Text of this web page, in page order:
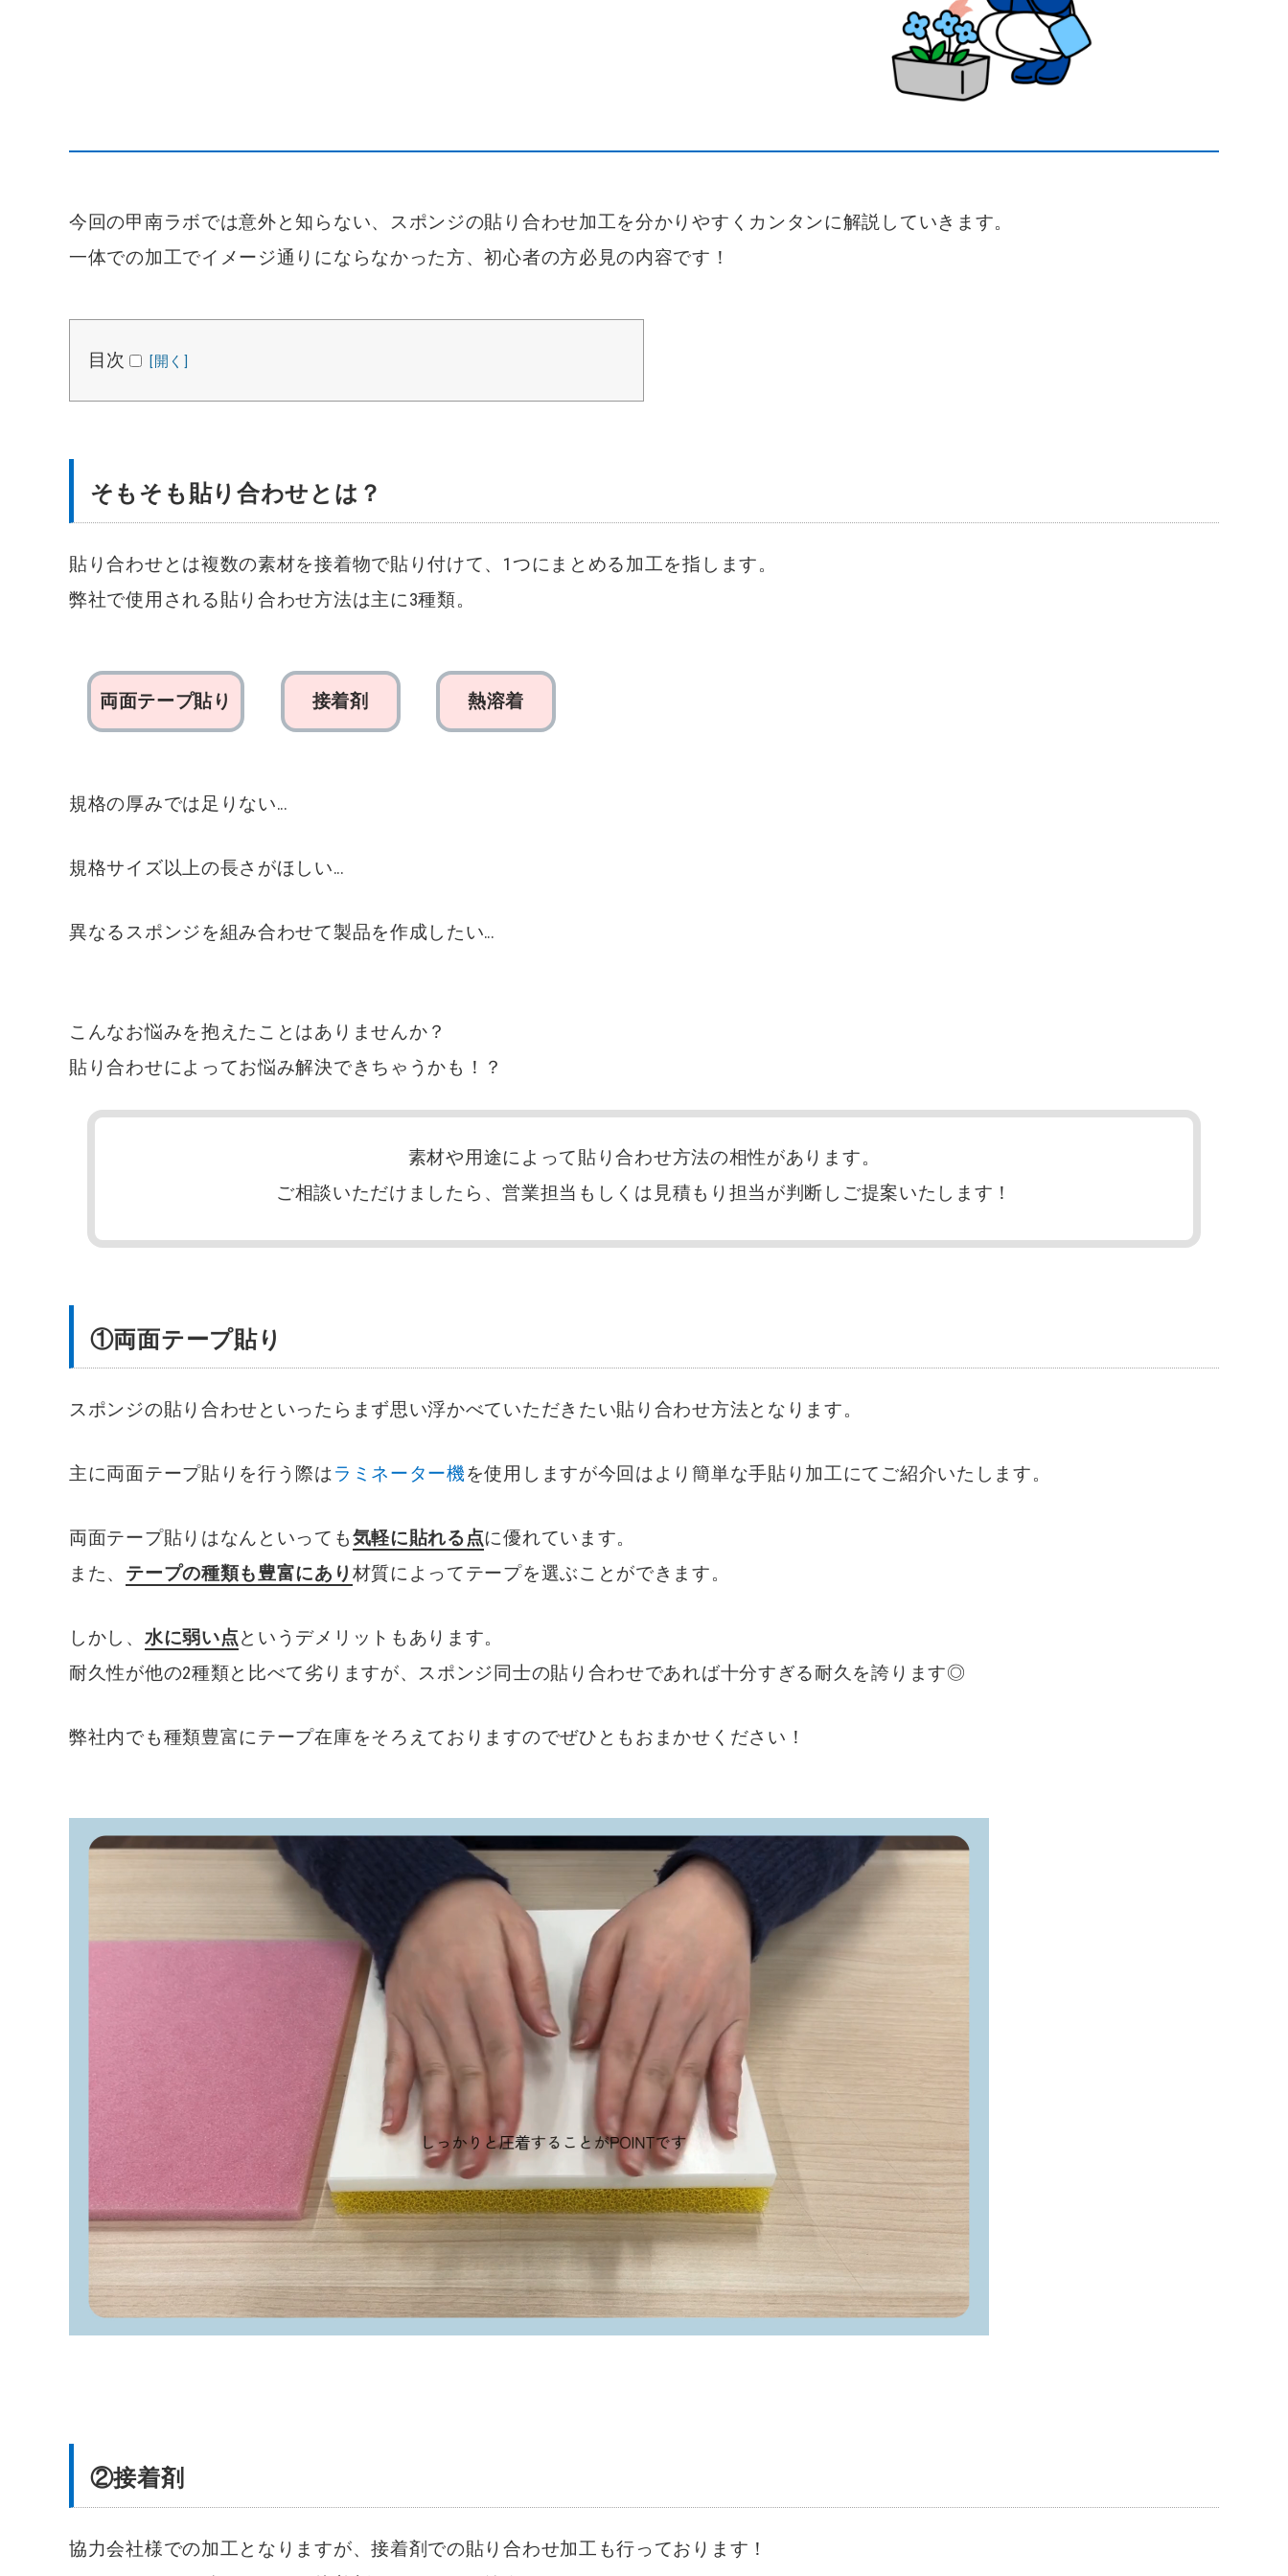
今回の甲南ラボでは意外と知らない、スポンジの貼り合わせ加工を分かりやすくカンタンに解説していきます。
一体での加工でイメージ通りにならなかった方、初心者の方必見の内容です！
目次
そもそも貼り合わせとは？
②接着剤
強度・見た目の比較
プレゼント応募
そもそも貼り合わせとは？
貼り合わせとは複数の素材を接着物で貼り付けて、1つにまとめる加工を指します。
弊社で使用される貼り合わせ方法は主に3種類。
両面テープ貼り 接着剤 熱溶着
規格の厚みでは足りない…
規格サイズ以上の長さがほしい…
異なるスポンジを組み合わせて製品を作成したい…
こんなお悩みを抱えたことはありませんか？
貼り合わせによってお悩み解決できちゃうかも！？
素材や用途によって貼り合わせ方法の相性があります。
ご相談いただけましたら、営業担当もしくは見積もり担当が判断しご提案いたします！
①両面テープ貼り
スポンジの貼り合わせといったらまず思い浮かべていただきたい貼り合わせ方法となります。
主に両面テープ貼りを行う際はラミネーター機を使用しますが今回はより簡単な手貼り加工にてご紹介いたします。
両面テープ貼りはなんといっても気軽に貼れる点に優れています。
また、 テープの種類も豊富にあり 材質によってテープを選ぶことができます。
しかし、 水に弱い点というデメリットもあります。
耐久性が他の2種類と比べて劣りますが、スポンジ同士の貼り合わせであれば十分すぎる耐久を誇ります◎
弊社内でも種類豊富にテープ在庫をそろえておりますのでぜひともおまかせください！
②接着剤
協力会社様での加工となりますが、接着剤での貼り合わせ加工も行っております！